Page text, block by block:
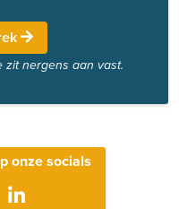
zit nergens aan vast.
onze socials